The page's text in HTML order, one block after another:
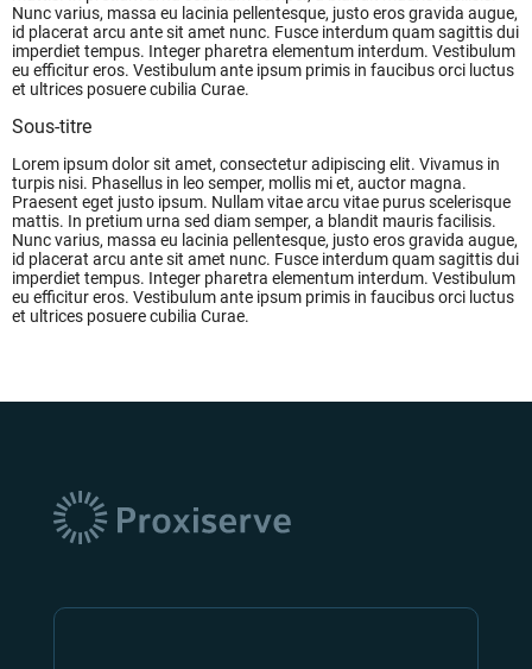
Nunc varius, massa eu lacinia pellentesque, justo eros gravida augue,
id placerat arcu ante sit amet nunc. Fusce interdum quam sagittis dui
imperdiet tempus. Integer pharetra elementum interdum. Vestibulum
eu efficitur eros. Vestibulum ante ipsum primis in faucibus orci luctus
et ultrices posuere cubilia Curae.
Sous-titre
Lorem ipsum dolor sit amet, consectetur adipiscing elit. Vivamus in
turpis nisi. Phasellus in leo semper, mollis mi et, auctor magna.
Praesent eget justo ipsum. Nullam vitae arcu vitae purus scelerisque
mattis. In pretium urna sed diam semper, a blandit mauris facilisis.
Nunc varius, massa eu lacinia pellentesque, justo eros gravida augue,
id placerat arcu ante sit amet nunc. Fusce interdum quam sagittis dui
imperdiet tempus. Integer pharetra elementum interdum. Vestibulum
eu efficitur eros. Vestibulum ante ipsum primis in faucibus orci luctus
et ultrices posuere cubilia Curae.